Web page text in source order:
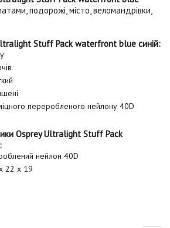
подорожі, місто, веломандрівки,
Stuff Pack waterfront blue синій:
переробленого нейлону 40D
Osprey Ultralight Stuff Pack
нейлон 40D
22 х 19